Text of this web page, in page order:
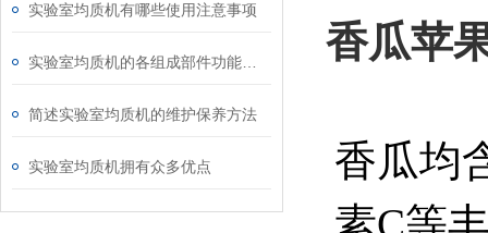
实验室均质机有哪些使用注意事项
简述实验室均质机的维护保养方法
实验室均质机拥有众多优点
香瓜苹
香瓜均